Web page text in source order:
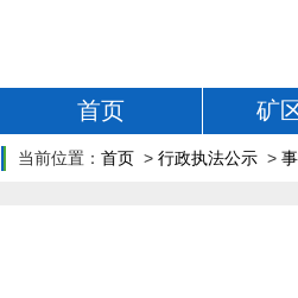
首页 矿
当前位置： 首页 > 行政执法公示 >